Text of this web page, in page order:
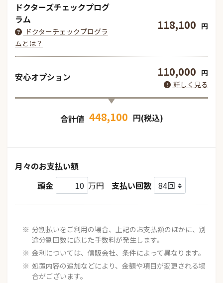
ドクターズチェックプログ
ラム
ドクターチェックプログラ
ムとは？
118,100 円
安心オプション 110,000 円
詳しく見る
合計値 448,100 円(税込)
月々のお支払い額
頭金
万円 支払い回数
分割払いをご利用の場合、上記のお支払額のほかに、別
途分割回数に応じた手数料が発生します。
金利については、信販会社、条件によって異なります。
処置内容の追加などにより、金額や項目が変更される場
合がございます。